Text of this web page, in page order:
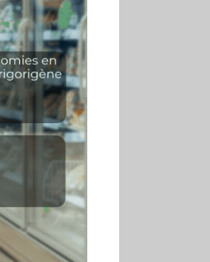
Cafom annonce
semestriels en
portés par le e-
La Sportiva affiche
solide en
Marie Cheval
de la Fact
Canicule : les